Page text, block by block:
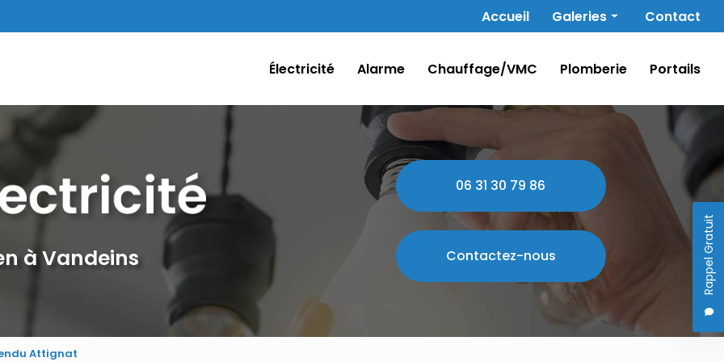
Navigation secondaire
Accueil Galeries
Alarme
Chauffage/VMC
Portails
Contact
Rappel Gratuit
Électricité
Alarme Chauffage/VMC Plomberie Portails
à Vandeins
06 31 30 79 86
Contactez-nous
Attignat